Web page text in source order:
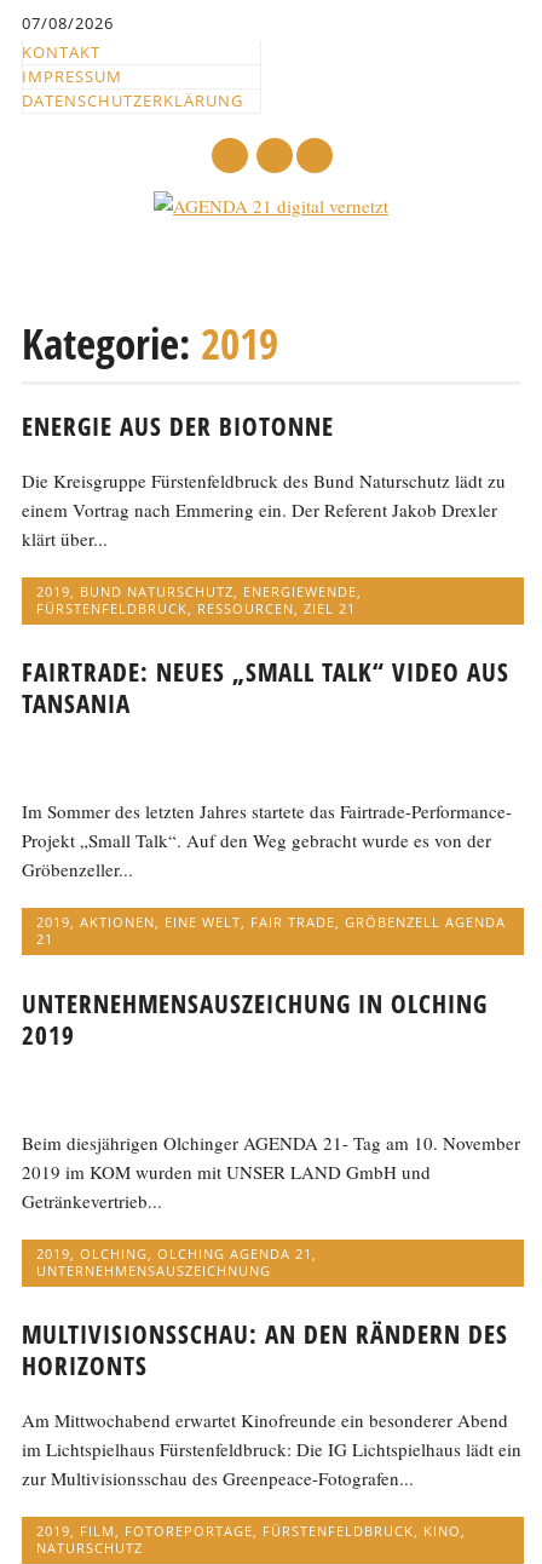
springen
07/08/2026
KONTAKT
IMPRESSUM
DATENSCHUTZERKLÄRUNG
zum
Kategorie: 2019
ENERGIE AUS DER BIOTONNE
Die Kreisgruppe Fürstenfeldbruck des Bund Naturschutz lädt zu
einem Vortrag nach Emmering ein. Der Referent Jakob Drexler
klärt über...
2019, BUND NATURSCHUTZ, ENERGIEWENDE,
FÜRSTENFELDBRUCK, RESSOURCEN,ZIEL 21
FAIRTRADE: NEUES „SMALL TALK“ VIDEO AUS
TANSANIA
Im Sommer des letzten Jahres startete das Fairtrade-Performance-
Projekt „Small Talk“. Auf den Weg gebracht wurde es von der
Gröbenzeller...
2019,AKTIONEN, EINE WELT, FAIR TRADE,GRÖBENZELL AGENDA
21
UNTERNEHMENSAUSZEICHUNG IN OLCHING
2019
Beim diesjährigen Olchinger AGENDA 21- Tag am 10. November
2019 im KOM wurden mit UNSER LAND GmbH und
Getränkevertrieb...
2019 ,OLCHING ,OLCHING AGENDA 21
UNTERNEHMENSAUSZEICHNUNG
MULTIVISIONSSCHAU: AN DEN RÄNDERN DES
HORIZONTS
Am Mittwochabend erwartet Kinofreunde ein besonderer Abend
im Lichtspielhaus Fürstenfeldbruck: Die IG Lichtspielhaus lädt ein
zur Multivisionsschau des Greenpeace-Fotografen...
2019, FILM, FOTOREPORTAGE, FÜRSTENFELDBRUCK, KINO,
NATURSCHUTZ